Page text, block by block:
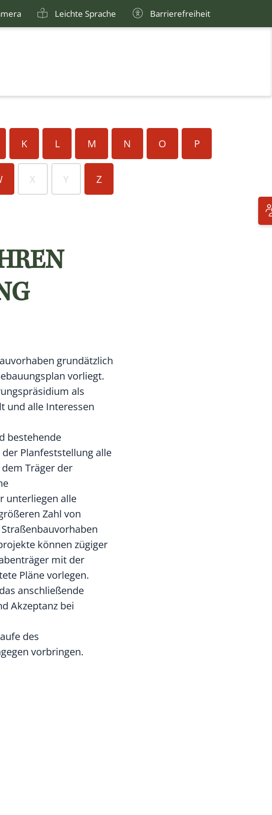
Leichte Sprache Barrierefreiheit
K L M N O P
X Y Z
grundätzlich
vorliegt.
als
und alle Interessen
bestehende
Planfeststellung alle
Träger der
unterliegen alle
Zahl von
können zügiger
mit der
Pläne vorlegen.
anschließende
Akzeptanz bei
des
vorbringen.